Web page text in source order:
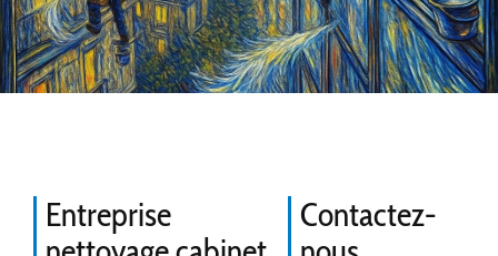
Entreprise
Contactez-